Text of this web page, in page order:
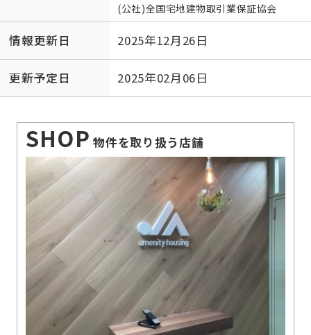
(公社)全国宅地建物取引業保証協会
情報更新日 2025年12月26日
更新予定日 2025年02月06日
SHOP 物件を取り扱う店舗